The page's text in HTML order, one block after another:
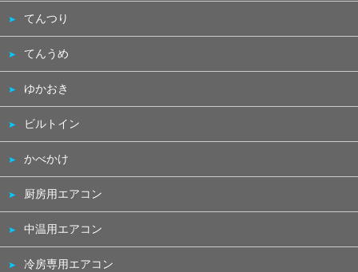
てんつり
てんうめ
ゆかおき
ビルトイン
かべかけ
厨房用エアコン
中温用エアコン
冷房専用エアコン